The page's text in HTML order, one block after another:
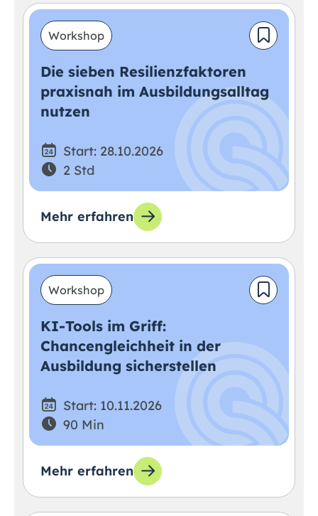
Workshop
Die sieben Resilienzfaktoren
praxisnah im Ausbildungsalltag
nutzen
Start: 28.10.2026
2 Std
Mehr erfahren
Workshop
KI-Tools im Griff:
Chancengleichheit in der
Ausbildung sicherstellen
Start: 10.11.2026
90 Min
Mehr erfahren